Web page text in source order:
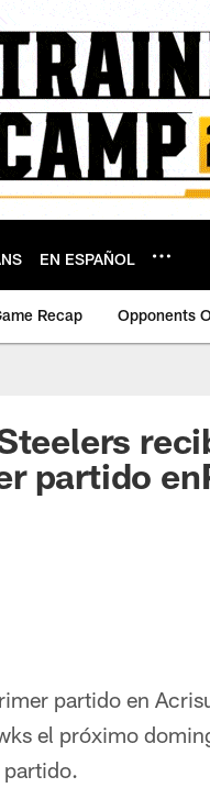
EN ESPAÑOL
Recap Opponents
partido
partido en
el próximo
partido.